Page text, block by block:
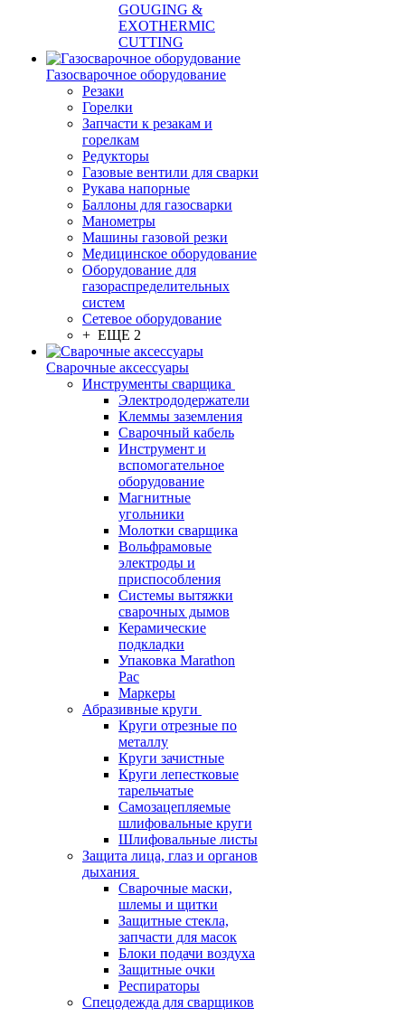
GOUGING &
EXOTHERMIC
CUTTING
Газосварочное оборудование
Резаки
Горелки
Запчасти к резакам и
горелкам
Редукторы
Газовые вентили для сварки
Рукава напорные
Баллоны для газосварки
Манометры
Машины газовой резки
Медицинское оборудование
Оборудование для
газораспределительных
систем
Сетевое оборудование
+ ЕЩЕ 2
Сварочные аксессуары
Инструменты сварщика
Электрододержатели
Клеммы заземления
Сварочный кабель
Инструмент и
вспомогательное
оборудование
Магнитные
угольники
Молотки сварщика
Вольфрамовые
электроды и
приспособления
Системы вытяжки
сварочных дымов
Керамические
подкладки
Упаковка Marathon
Pac
Маркеры
Абразивные круги
Круги отрезные по
металлу
Круги зачистные
Круги лепестковые
тарельчатые
Самозацепляемые
шлифовальные круги
Шлифовальные листы
Защита лица, глаз и органов
дыхания
Сварочные маски,
шлемы и щитки
Защитные стекла,
запчасти для масок
Блоки подачи воздуха
Защитные очки
Респираторы
Спецодежда для сварщиков